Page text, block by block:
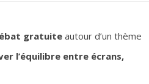
gratuite autour d’un thème
l’équilibre entre écrans,